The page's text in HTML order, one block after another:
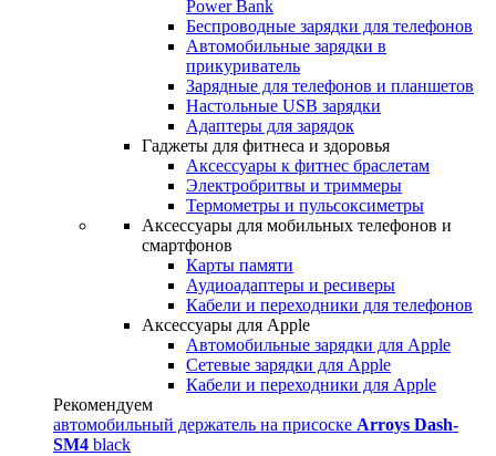
Power Bank
Беспроводные зарядки для телефонов
Автомобильные зарядки в
прикуриватель
Зарядные для телефонов и планшетов
Настольные USB зарядки
Адаптеры для зарядок
Гаджеты для фитнеса и здоровья
Аксессуары к фитнес браслетам
Электробритвы и триммеры
Термометры и пульсоксиметры
Аксессуары для мобильных телефонов и
смартфонов
Карты памяти
Аудиоадаптеры и ресиверы
Кабели и переходники для телефонов
Аксессуары для Apple
Автомобильные зарядки для Apple
Сетевые зарядки для Apple
Кабели и переходники для Apple
Рекомендуем
автомобильный держатель на присоске Arroys Dash-
SM4 black